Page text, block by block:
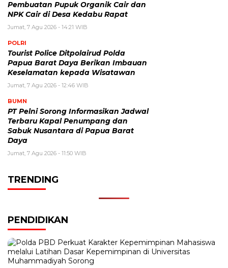
Pembuatan Pupuk Organik Cair dan
NPK Cair di Desa Kedabu Rapat
Jumat, 7 Agu 2026 - 14:21 WIB
POLRI
Tourist Police Ditpolairud Polda
Papua Barat Daya Berikan Imbauan
Keselamatan kepada Wisatawan
Jumat, 7 Agu 2026 - 12:46 WIB
BUMN
PT Pelni Sorong Informasikan Jadwal
Terbaru Kapal Penumpang dan
Sabuk Nusantara di Papua Barat
Daya
Jumat, 7 Agu 2026 - 11:50 WIB
TRENDING
PENDIDIKAN